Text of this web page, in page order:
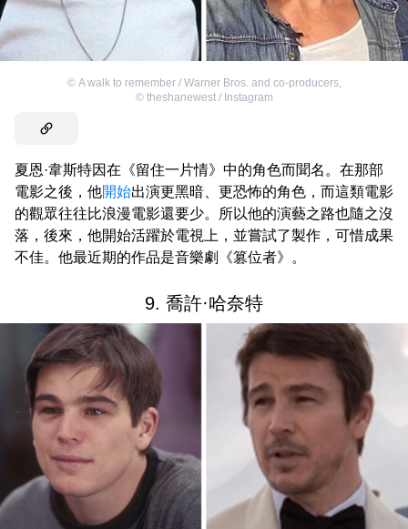
© A walk to remember / Warner Bros. and co-producers,
© theshanewest / Instagram
夏恩·韋斯特因在《留住一片情》中的角色而聞名。在那部
電影之後，他開始出演更黑暗、更恐怖的角色，而這類電影
的觀眾往往比浪漫電影還要少。所以他的演藝之路也隨之沒
落，後來，他開始活躍於電視上，並嘗試了製作，可惜成果
不佳。他最近期的作品是音樂劇《篡位者》。
9. 喬許·哈奈特